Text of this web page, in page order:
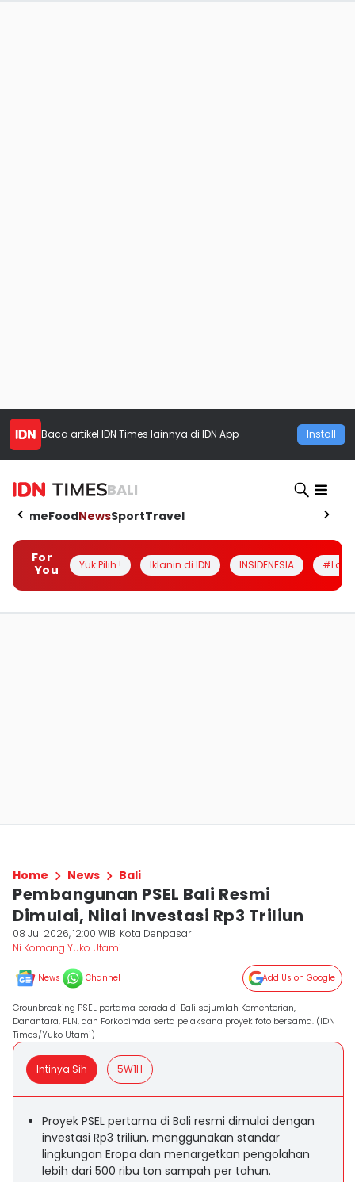
Baca artikel IDN Times lainnya di IDN App Install
BALI
HomeFoodNewsSportTravel
For
You
Yuk Pilih ! Iklanin di IDN INSIDENESIA
Home News Bali
Pembangunan PSEL Bali Resmi
Dimulai, Nilai Investasi Rp3 Triliun
08 Jul 2026, 12:00 WIB Kota Denpasar
Ni Komang Yuko Utami
News Channel Add Us on Google
Grounbreaking PSEL pertama berada di Bali sejumlah Kementerian,
Danantara, PLN, dan Forkopimda serta pelaksana proyek foto bersama. (IDN
Times/Yuko Utami)
Intinya Sih 5W1H
Proyek PSEL pertama di Bali resmi dimulai dengan
investasi Rp3 triliun, menggunakan standar
lingkungan Eropa dan menargetkan pengolahan
lebih dari 500 ribu ton sampah per tahun.